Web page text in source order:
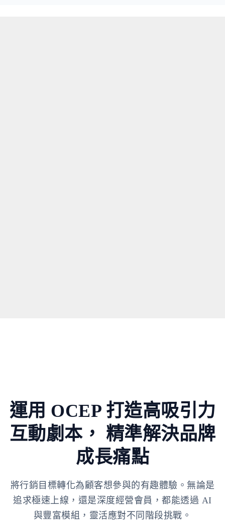
運用 OCEP 打造高吸引力
互動劇本， 精準解決品牌
成長痛點
將行銷目標轉化為顧客想參與的有趣體驗。無論是
追求極速上線，還是深度經營會員，都能透過 AI
與豐富模組，靈活應對不同階段挑戰。